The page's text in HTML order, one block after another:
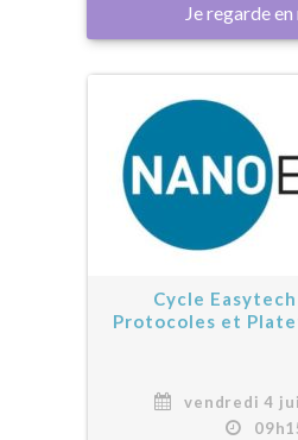
Je regarde
Cycle
Protocoles et
vendredi 4